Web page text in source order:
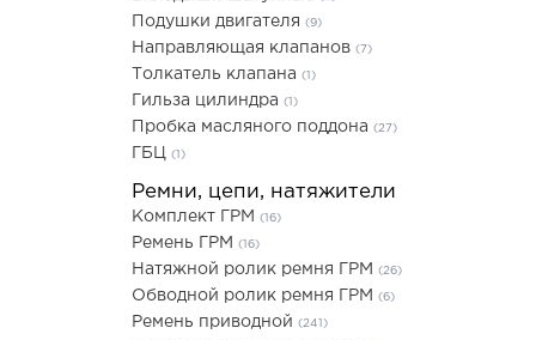
Подушки двигателя (9)
Направляющая клапанов (7)
Толкатель клапана (1)
Гильза цилиндра (1)
Пробка масляного поддона (27)
ГБЦ (1)
Ремни, цепи, натяжители
Комплект ГРМ (16)
Ремень ГРМ (16)
Натяжной ролик ремня ГРМ (26)
Обводной ролик ремня ГРМ (6)
Ремень приводной (241)